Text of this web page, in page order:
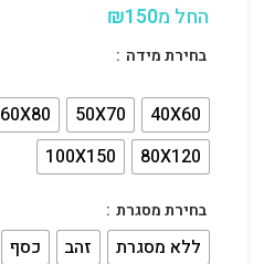
החל מ ₪150
בחירת מידה
40X60
50X70
60X80
80X120
100X150
בחירת מסגרת
ללא מסגרת זהב כסף